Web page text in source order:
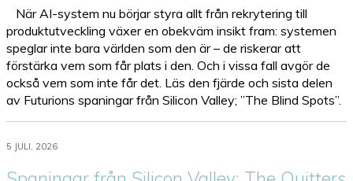
När AI-system nu börjar styra allt från rekrytering till
produktutveckling växer en obekväm insikt fram: systemen
speglar inte bara världen som den är – de riskerar att
förstärka vem som får plats i den. Och i vissa fall avgör de
också vem som inte får det. Läs den fjärde och sista delen
av Futurions spaningar från Silicon Valley; ”The Blind Spots”.
5 JULI, 2026